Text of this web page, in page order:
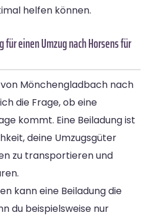
helfen können.
einen Umzug nach Horsens für
Mönchengladbach nach
die Frage, ob eine
kommt. Eine Beiladung ist
deine Umzugsgüter
zu transportieren und
kann eine Beiladung die
du beispielsweise nur